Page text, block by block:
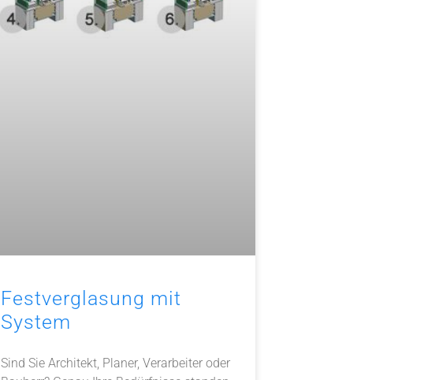
Festverglasung mit
System
Sind Sie Architekt, Planer, Verarbeiter oder